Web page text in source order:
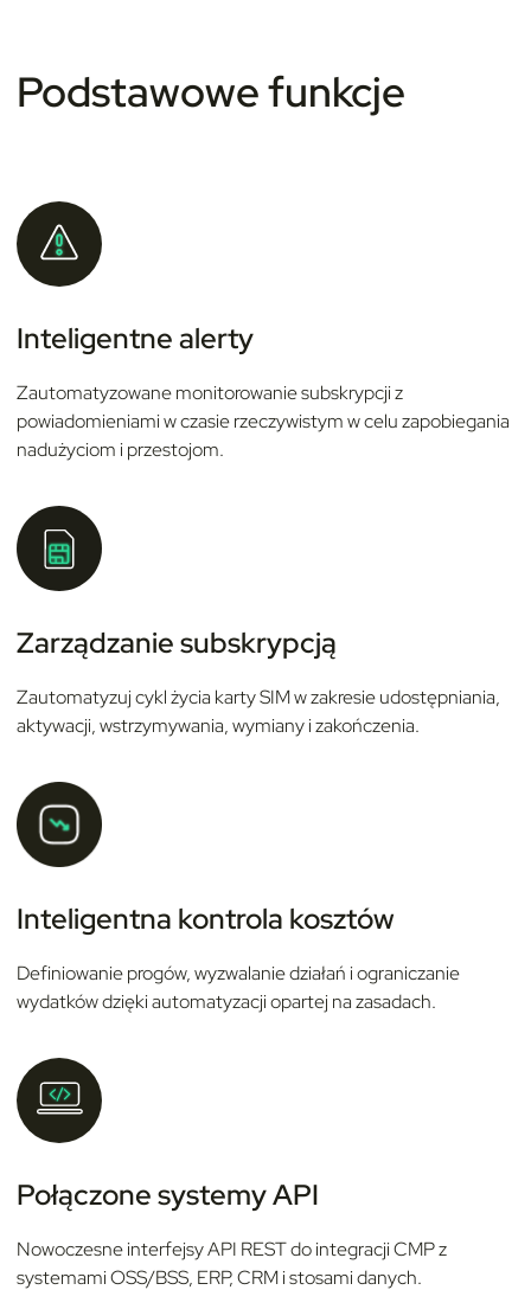
Podstawowe funkcje
Inteligentne alerty
Zautomatyzowane monitorowanie subskrypcji z
powiadomieniami w czasie rzeczywistym w celu zapobiegania
nadużyciom i przestojom.
Zarządzanie subskrypcją
Zautomatyzuj cykl życia karty SIM w zakresie udostępniania,
aktywacji, wstrzymywania, wymiany i zakończenia.
Inteligentna kontrola kosztów
Definiowanie progów, wyzwalanie działań i ograniczanie
wydatków dzięki automatyzacji opartej na zasadach.
Połączone systemy API
Nowoczesne interfejsy API REST do integracji CMP z
systemami OSS/BSS, ERP, CRM i stosami danych.